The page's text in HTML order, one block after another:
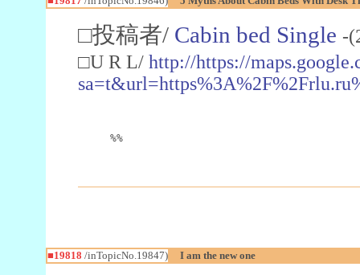
□投稿者/ Cabin bed Single -
□U R L/ http://https://
%%
■19818 /inTopicNo.19847) I am the new one